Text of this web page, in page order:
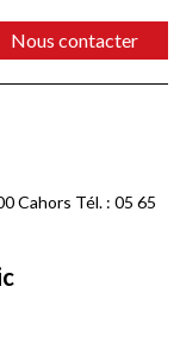
Nous contacter
Cahors Tél. : 05 65